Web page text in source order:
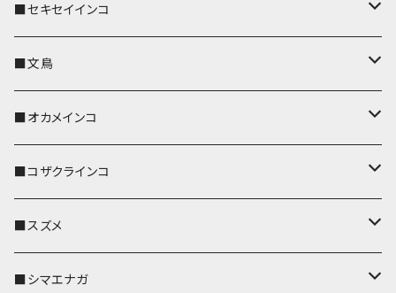
■セキセイインコ
キーカバー
キーホルダー
パスケース
リール付きストラップ
リールのみ
IDカードホルダー
■文鳥
キーカバー
キーホルダー
パスケース
リール付きストラップ
■オカメインコ
キーカバー
キーホルダー
パスケース
■コザクラインコ
キーカバー
キーホルダー
■スズメ
キーカバー
■シマエナガ